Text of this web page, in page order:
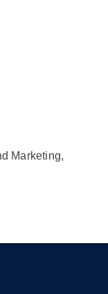
Marketing,